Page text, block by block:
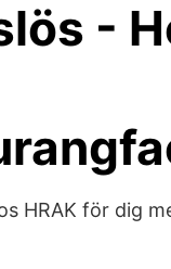
-
HRAK för dig